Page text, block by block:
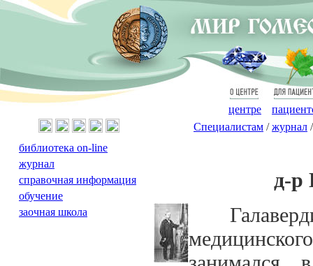
О
центре
Для
Специалистам /журнал
д-р
библиотека on-line
журнал
справочная информация
обучение
заочная школа